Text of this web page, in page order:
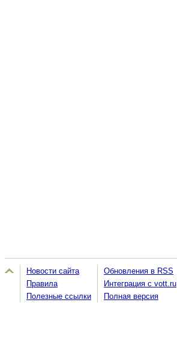
Новости сайта
Правила
Полезные ссылки
Обновления в RSS
Интеграция с vott.ru
Полная версия